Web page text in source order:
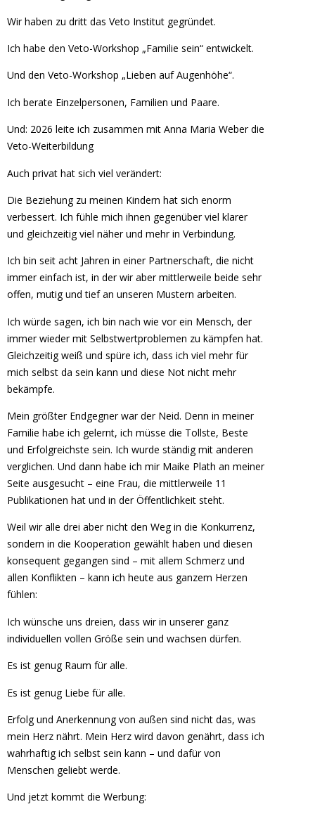
Wir haben zu dritt das Veto Institut gegründet.
Ich habe den Veto-Workshop „Familie sein“ entwickelt.
Und den Veto-Workshop „Lieben auf Augenhöhe“.
Ich berate Einzelpersonen, Familien und Paare.
Und: 2026 leite ich zusammen mit Anna Maria Weber die
Veto-Weiterbildung
Auch privat hat sich viel verändert:
Die Beziehung zu meinen Kindern hat sich enorm
verbessert. Ich fühle mich ihnen gegenüber viel klarer
und gleichzeitig viel näher und mehr in Verbindung.
Ich bin seit acht Jahren in einer Partnerschaft, die nicht
immer einfach ist, in der wir aber mittlerweile beide sehr
offen, mutig und tief an unseren Mustern arbeiten.
Ich würde sagen, ich bin nach wie vor ein Mensch, der
immer wieder mit Selbstwertproblemen zu kämpfen hat.
Gleichzeitig weiß und spüre ich, dass ich viel mehr für
mich selbst da sein kann und diese Not nicht mehr
bekämpfe.
Mein größter Endgegner war der Neid. Denn in meiner
Familie habe ich gelernt, ich müsse die Tollste, Beste
und Erfolgreichste sein. Ich wurde ständig mit anderen
verglichen. Und dann habe ich mir Maike Plath an meiner
Seite ausgesucht – eine Frau, die mittlerweile 11
Publikationen hat und in der Öffentlichkeit steht.
Weil wir alle drei aber nicht den Weg in die Konkurrenz,
sondern in die Kooperation gewählt haben und diesen
konsequent gegangen sind – mit allem Schmerz und
allen Konflikten – kann ich heute aus ganzem Herzen
fühlen:
Ich wünsche uns dreien, dass wir in unserer ganz
individuellen vollen Größe sein und wachsen dürfen.
Es ist genug Raum für alle.
Es ist genug Liebe für alle.
Erfolg und Anerkennung von außen sind nicht das, was
mein Herz nährt. Mein Herz wird davon genährt, dass ich
wahrhaftig ich selbst sein kann – und dafür von
Menschen geliebt werde.
Und jetzt kommt die Werbung: